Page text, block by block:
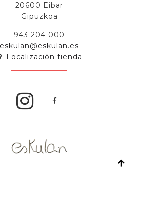
20600 Eibar
Gipuzkoa
943 204 000
eskulan@eskulan.es
Localización tienda